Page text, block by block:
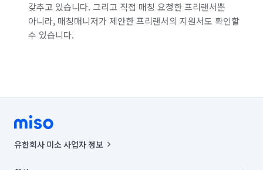
갖추고 있습니다. 그리고 직접 매칭 요청한 프리랜서뿐
아니라, 매칭매니저가 제안한 프리랜서의 지원서도 확인할
수 있습니다.
유한회사 미소 사업자 정보